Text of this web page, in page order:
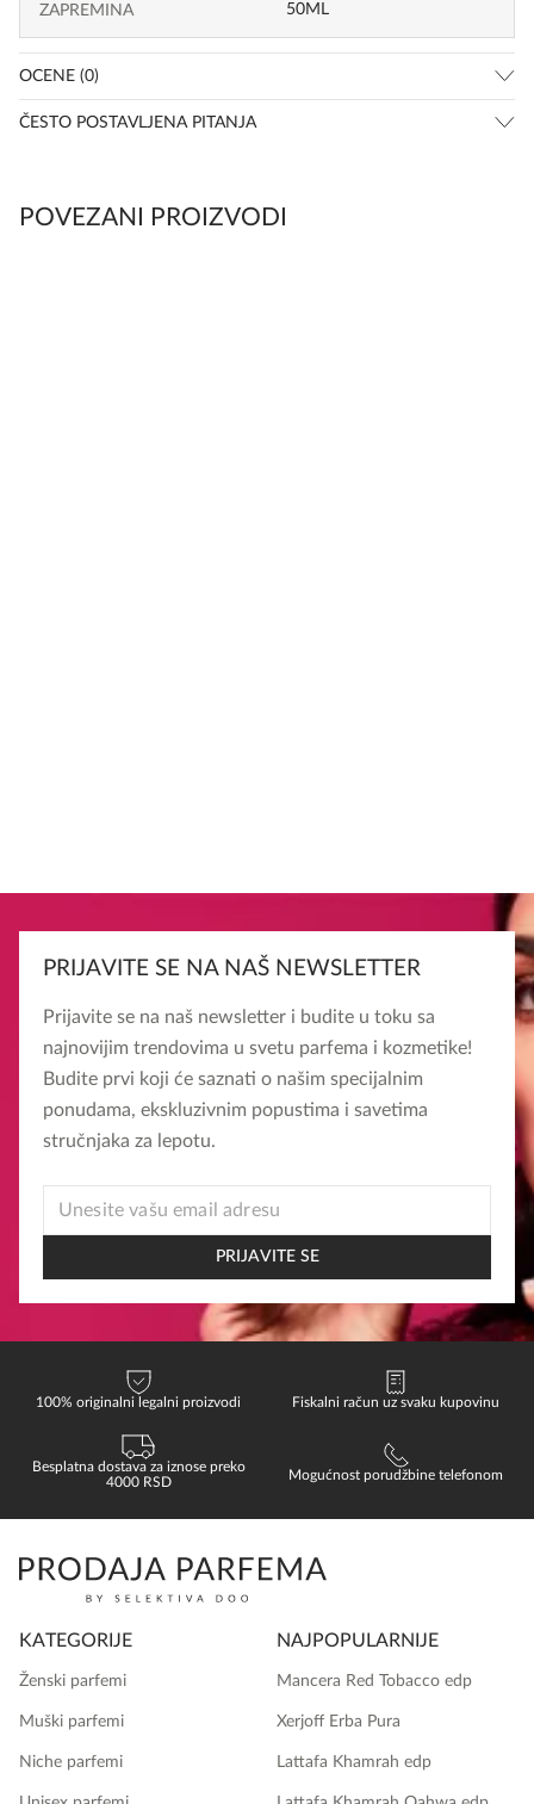
ZAPREMINA 50ML
OCENE (0)
ČESTO POSTAVLJENA PITANJA
POVEZANI PROIZVODI
PRIJAVITE SE NA NAŠ NEWSLETTER
Prijavite se na naš newsletter i budite u toku sa
najnovijim trendovima u svetu parfema i kozmetike!
Budite prvi koji će saznati o našim specijalnim
ponudama, ekskluzivnim popustima i savetima
stručnjaka za lepotu.
* *
PRIJAVITE SE
100% originalni legalni proizvodi Fiskalni račun uz svaku kupovinu
Besplatna dostava za iznose preko
4000 RSD
Mogućnost porudžbine telefonom
KATEGORIJE
Ženski parfemi
Muški parfemi
Niche parfemi
NAJPOPULARNIJE
Mancera Red Tobacco edp
Xerjoff Erba Pura
Lattafa Khamrah edp